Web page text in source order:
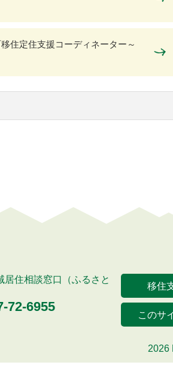
住定住支援コーディネーター～
居住相談窓口（ふるさと
72-6955
移住
このサ
2026